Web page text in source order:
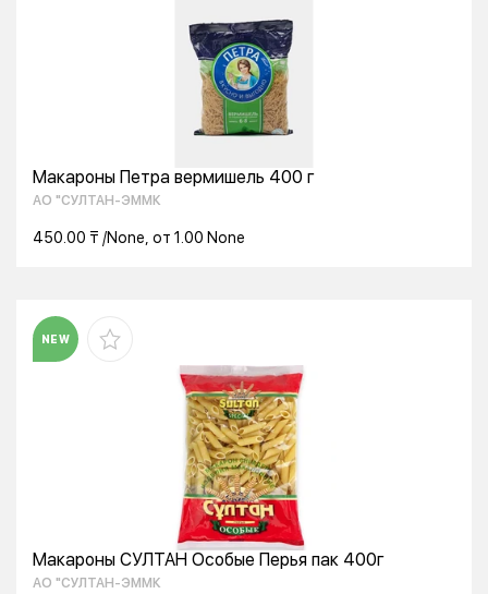
Макароны Петра вермишель 400 г
АО "СУЛТАН-ЭММК
450.00 ₸ /None, от 1.00 None
NEW
Макароны СУЛТАН Особые Перья пак 400г
АО "СУЛТАН-ЭММК